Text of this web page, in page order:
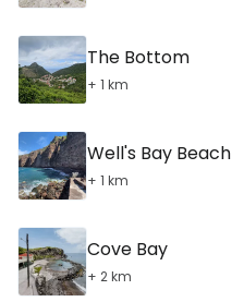
The Bottom
+ 1 km
Well's Bay Beach
+ 1 km
Cove Bay
+ 2 km